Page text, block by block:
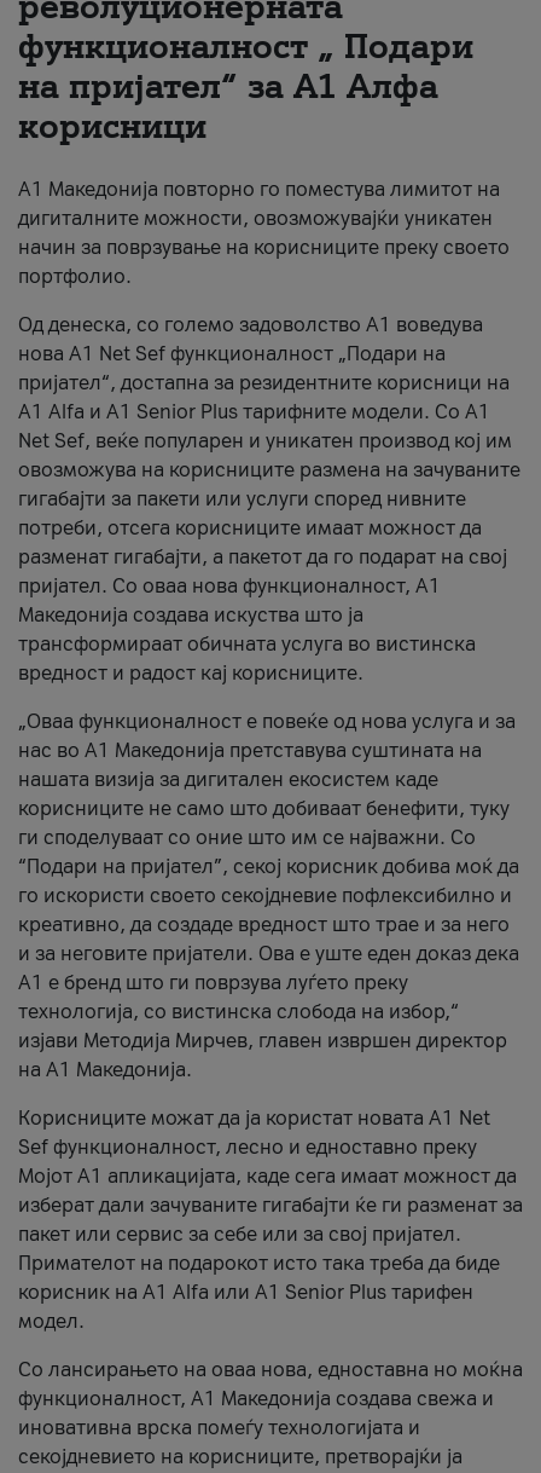
За нас
#ПодобарОнлајн
функционалност „ Подари
на пријател“ за А1 Алфа
корисници
А1 Македонија повторно го поместува лимитот на
дигиталните можности, овозможувајќи уникатен
начин за поврзување на корисниците преку своето
портфолио.
Од денеска, со големо задоволство А1 воведува
нова A1 Net Sef функционалност „Подари на
пријател“, достапна за резидентните корисници на
А1 Alfa и A1 Senior Plus тарифните модели. Со A1
Net Sef, веќе популарен и уникатен производ кој им
овозможува на корисниците размена на зачуваните
гигабајти за пакети или услуги според нивните
потреби, отсега корисниците имаат можност да
разменат гигабајти, а пакетот да го подарат на свој
пријател. Со оваа нова функционалност, А1
Македонија создава искуства што ја
трансформираат обичната услуга во вистинска
вредност и радост кај корисниците.
„Оваа функционалност е повеќе од нова услуга и за
нас во А1 Македонија претставува суштината на
нашата визија за дигитален екосистем каде
корисниците не само што добиваат бенефити, туку
ги споделуваат со оние што им се најважни. Со
“Подари на пријател”, секој корисник добива моќ да
го искористи своето секојдневие пофлексибилно и
креативно, да создаде вредност што трае и за него
и за неговите пријатели. Ова е уште еден доказ дека
А1 е бренд што ги поврзува луѓето преку
технологија, со вистинска слобода на избор,“
изјави Методија Мирчев, главен извршен директор
на А1 Македонија.
Корисниците можат да ја користат новата А1 Net
Sef функционалност, лесно и едноставно преку
Мојот А1 апликацијата, каде сега имаат можност да
изберат дали зачуваните гигабајти ќе ги разменат за
пакет или сервис за себе или за свој пријател.
Примателот на подарокот исто така треба да биде
корисник на А1 Alfa или A1 Senior Plus тарифен
модел.
Со лансирањето на оваа нова, едноставна но моќна
функционалност, А1 Македонија создава свежа и
иновативна врска помеѓу технологијата и
секојдневието на корисниците, претворајќи ја